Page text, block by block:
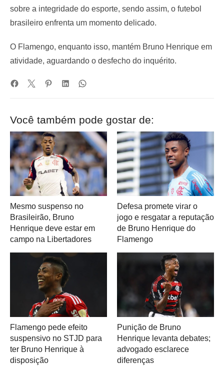
sobre a integridade do esporte, sendo assim, o futebol
brasileiro enfrenta um momento delicado.
O Flamengo, enquanto isso, mantém Bruno Henrique em
atividade, aguardando o desfecho do inquérito.
Você também pode gostar de:
Mesmo suspenso no
Brasileirão, Bruno
Henrique deve estar em
campo na Libertadores
Defesa promete virar o
jogo e resgatar a reputação
de Bruno Henrique do
Flamengo
Flamengo pede efeito
suspensivo no STJD para
ter Bruno Henrique à
disposição
Punição de Bruno
Henrique levanta debates;
advogado esclarece
diferenças